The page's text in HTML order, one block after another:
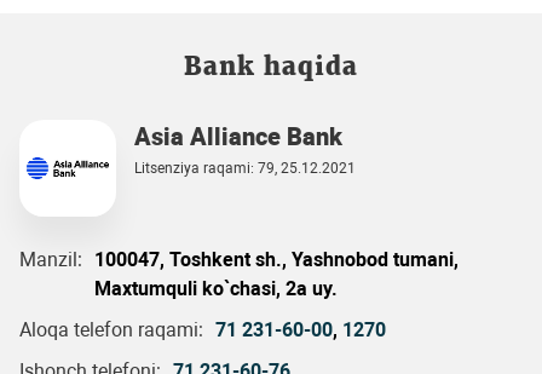
Bank haqida
Asia Alliance Bank
Litsenziya raqami: 79, 25.12.2021
Manzil:
100047, Toshkent sh., Yashnobod tumani,
Maxtumquli ko`chasi, 2a uy.
Aloqa telefon raqami: 71 231-60-00, 1270